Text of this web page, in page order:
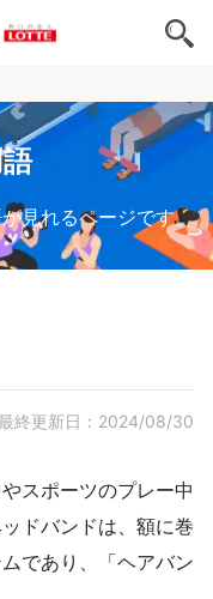
見れるページです。
終更新日：2024/08/30
スポーツのプレー中
ドバンドは、額に巻
であり、「ヘアバン